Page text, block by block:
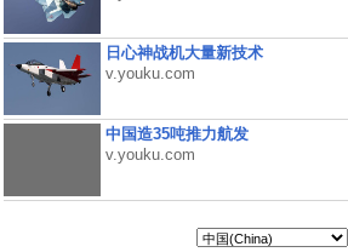
日心神战机大量新技术
v.youku.com
中国造35吨推力航发
v.youku.com